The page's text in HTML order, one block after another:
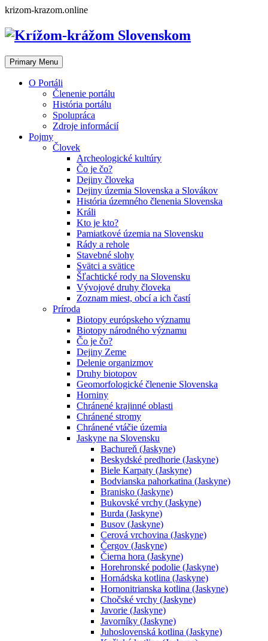
Skip
content
krizom-krazom.online
Primary Menu
O Portáli
Členenie portálu
História portálu
Spolupráca
Zdroje informácií
Pojmy
Človek
Archeologické kultúry
Čo je čo?
Dejiny človeka
Dejiny územia Slovenska a Slovákov
História územného členenia Slovenska
Králi
Kto je kto?
Pamiatkové územia na Slovensku
Rády a rehole
Stavebné slohy
Svätci a svätice
Šľachtické rody na Slovensku
Vývojové druhy človeka
Zoznam miest, obcí a ich častí
Príroda
Biotopy európskeho významu
Biotopy národného významu
Čo je čo?
Dejiny Zeme
Delenie organizmov
Druhy biotopov
Geomorfologické členenie Slovenska
Horniny
Chránené krajinné oblasti
Chránené stromy
Chránené vtáčie územia
Jaskyne na Slovensku
Bachureň (Jaskyne)
Beskydské predhorie (Jaskyne)
Biele Karpaty (Jaskyne)
Bodvianska pahorkatina (Jaskyne)
Branisko (Jaskyne)
Bukovské vrchy (Jaskyne)
Burda (Jaskyne)
Busov (Jaskyne)
Cerová vrchovina (Jaskyne)
Čergov (Jaskyne)
Čierna hora (Jaskyne)
Horehronské podolie (Jaskyne)
Hornádska kotlina (Jaskyne)
Hornonitrianska kotlina (Jaskyne)
Chočské vrchy (Jaskyne)
Javorie (Jaskyne)
Javorníky (Jaskyne)
Juhoslovenská kotlina (Jaskyne)